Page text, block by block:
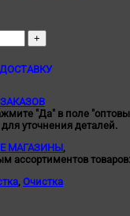
"Да" в поле
уточнения деталей.
МАГАЗИНЫ,
ассортиментов товаров:
, Очистка